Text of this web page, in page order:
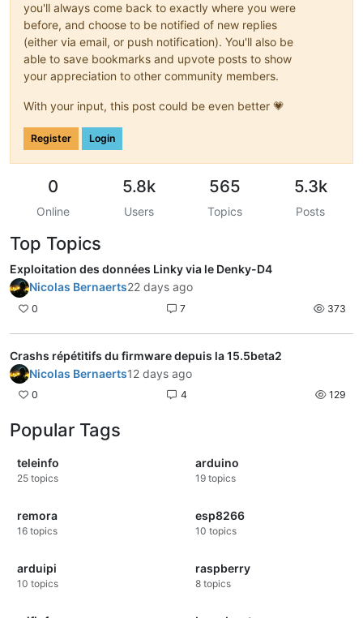
you'll always come back to exactly where you were
before, and choose to be notified of new replies
(either via email, or push notification). You'll also be
able to save bookmarks and upvote posts to show
your appreciation to other community members.
With your input, this post could be even better 💗
Register Login
0
Online
5.8k
Users
565
Topics
5.3k
Posts
Top Topics
Exploitation des données Linky via le Denky-D4
Nicolas Bernaerts22 days ago
0 7 373
Crashs répétitifs du firmware depuis la 15.5beta2
Nicolas Bernaerts12 days ago
0 4 129
Popular Tags
teleinfo
25 topics
arduino
19 topics
remora
16 topics
esp8266
10 topics
arduipi
10 topics
raspberry
8 topics